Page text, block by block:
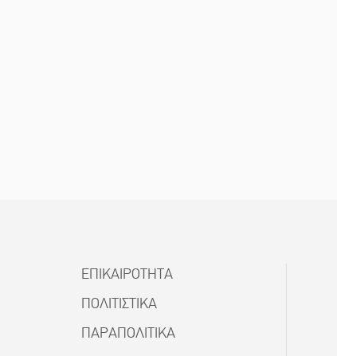
ΕΠΙΚΑΙΡΟΤΗΤΑ
ΠΟΛΙΤΙΣΤΙΚΑ
ΠΑΡΑΠΟΛΙΤΙΚΑ